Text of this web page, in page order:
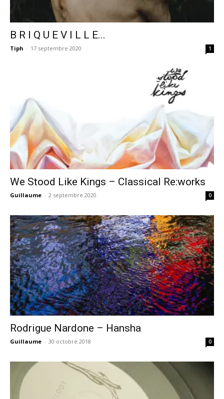
B R I Q U E V I L L E...
Tiph - 17 septembre 2020 1
We Stood Like Kings – Classical Re:works
Guillaume - 2 septembre 2020 0
Rodrigue Nardone – Hansha
Guillaume - 30 octobre 2018 0